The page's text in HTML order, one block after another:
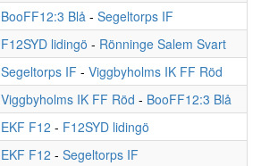
BooFF12:3 Blå - Segeltorps IF
F12SYD lidingö - Rönninge Salem Svart
Segeltorps IF - Viggbyholms IK FF Röd
Viggbyholms IK FF Röd - BooFF12:3 Blå
EKF F12 - F12SYD lidingö
EKF F12 - Segeltorps IF